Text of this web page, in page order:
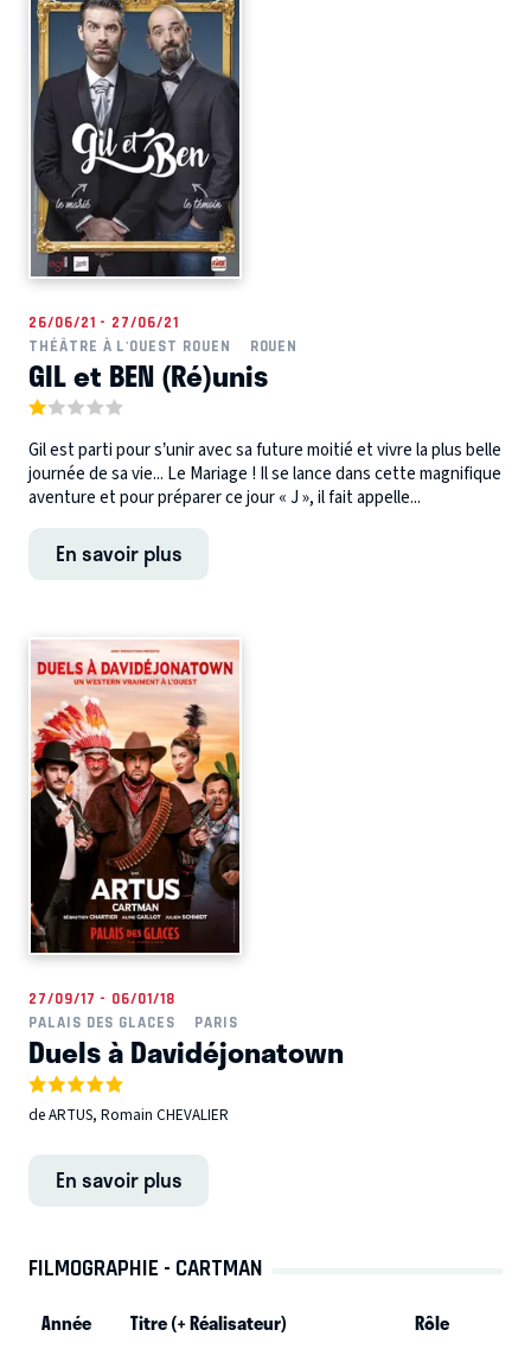
26/06/21 - 27/06/21
THÉÂTRE À L'OUEST ROUEN
ROUEN
GIL et BEN (Ré)unis
Gil est parti pour s’unir avec sa future moitié et vivre la plus belle
journée de sa vie... Le Mariage ! Il se lance dans cette magnifique
aventure et pour préparer ce jour « J », il fait appelle...
En savoir plus
27/09/17 - 06/01/18
PALAIS DES GLACES
PARIS
Duels à Davidéjonatown
de ARTUS, Romain CHEVALIER
En savoir plus
FILMOGRAPHIE - CARTMAN
Année Titre (+ Réalisateur) Rôle